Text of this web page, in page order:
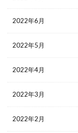
2022年6月
2022年5月
2022年4月
2022年3月
2022年2月